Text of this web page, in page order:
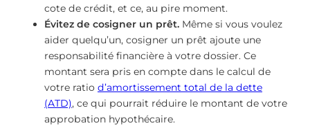
cote de crédit, et ce, au pire moment.
Évitez de cosigner un prêt. Même si vous voulez
aider quelqu’un, cosigner un prêt ajoute une
responsabilité financière à votre dossier. Ce
montant sera pris en compte dans le calcul de
votre ratio d’amortissement total de la dette
(ATD), ce qui pourrait réduire le montant de votre
approbation hypothécaire.